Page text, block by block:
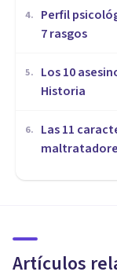
4.
​Perfil
7 rasgos
5.
Los 10
Historia
6.
Las 11
Artículos
asesino